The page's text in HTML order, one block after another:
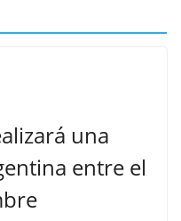
una
entre el